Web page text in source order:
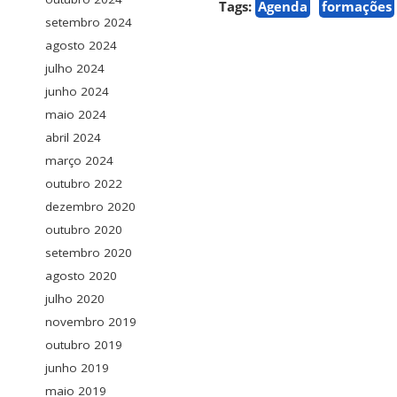
setembro 2024
agosto 2024
julho 2024
junho 2024
maio 2024
abril 2024
março 2024
outubro 2022
dezembro 2020
outubro 2020
setembro 2020
agosto 2020
julho 2020
novembro 2019
outubro 2019
junho 2019
maio 2019
Tags: Agenda formações